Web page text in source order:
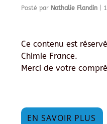
Posté par Nathalie Flandin
Ce contenu est
Chimie France.
Merci de votre
EN SAVOIR PLUS